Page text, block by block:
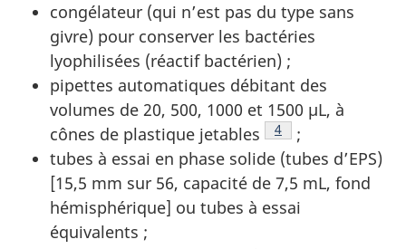
congélateur (qui n’est pas du type sans
givre) pour conserver les bactéries
lyophilisées (réactif bactérien) ;
pipettes automatiques débitant des
volumes de 20, 500, 1000 et 1500 µL, à
cônes de plastique jetables
Note de bas de page
4
;
tubes à essai en phase solide (tubes d’EPS)
[15,5 mm sur 56, capacité de 7,5 mL, fond
hémisphérique] ou tubes à essai
équivalents ;